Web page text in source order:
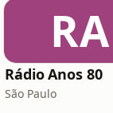
RA
Rádio Anos 80
São Paulo